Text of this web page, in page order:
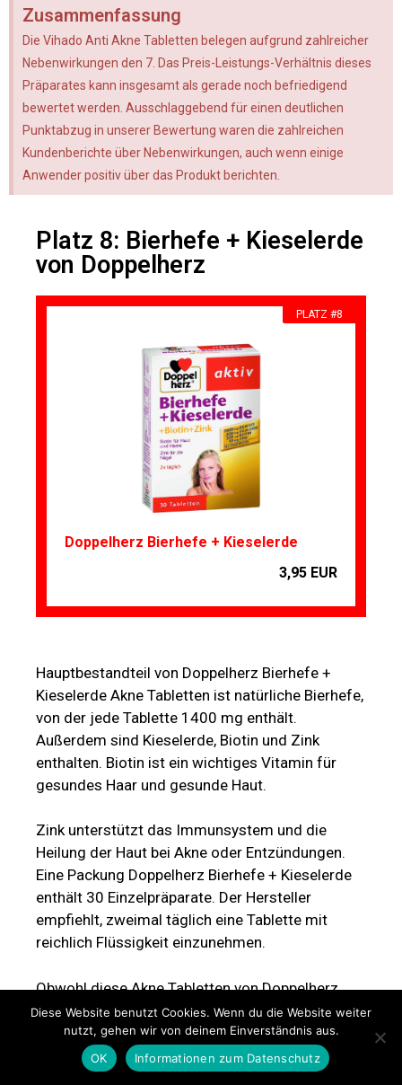
Zusammenfassung
Die Vihado Anti Akne Tabletten belegen aufgrund zahlreicher
Nebenwirkungen den 7. Das Preis-Leistungs-Verhältnis dieses
Präparates kann insgesamt als gerade noch befriedigend
bewertet werden. Ausschlaggebend für einen deutlichen
Punktabzug in unserer Bewertung waren die zahlreichen
Kundenberichte über Nebenwirkungen, auch wenn einige
Anwender positiv über das Produkt berichten.
Platz 8: Bierhefe + Kieselerde
von Doppelherz
PLATZ #8
Doppelherz Bierhefe + Kieselerde
3,95 EUR
Hauptbestandteil von Doppelherz Bierhefe +
Kieselerde Akne Tabletten ist natürliche Bierhefe,
von der jede Tablette 1400 mg enthält.
Außerdem sind Kieselerde, Biotin und Zink
enthalten. Biotin ist ein wichtiges Vitamin für
gesundes Haar und gesunde Haut.
Zink unterstützt das Immunsystem und die
Heilung der Haut bei Akne oder Entzündungen.
Eine Packung Doppelherz Bierhefe + Kieselerde
enthält 30 Einzelpräparate. Der Hersteller
empfiehlt, zweimal täglich eine Tablette mit
reichlich Flüssigkeit einzunehmen.
Obwohl diese Akne Tabletten von Doppelherz
bereits seit mehr als 10 Jahren erhältlich sind,
liegen bisher nur sehr wenige
Kundenbewertungen vor. Die von den Anwendern
abgegebenen Bewertungen reichen von völlig
Diese Website benutzt Cookies. Wenn du die Website weiter
nutzt, gehen wir von deinem Einverständnis aus.
OK
Informationen zum Datenschutz